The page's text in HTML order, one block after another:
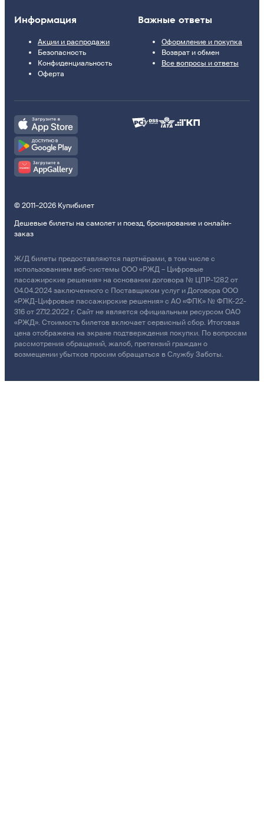
Информация
Акции и распродажи
Безопасность
Конфиденциальность
Оферта
Важные ответы
Оформление и покупка
Возврат и обмен
Все вопросы и ответы
© 2011–2026 Купибилет
Дешевые билеты на самолет и поезд, бронирование и онлайн-
заказ
Ж/Д билеты предоставляются партнёрами, в том числе с
использованием веб-системы ООО «РЖД – Цифровые
пассажирские решения» на основании договора № ЦПР-1282 от
04.04.2024 заключенного с Поставщиком услуг и Договора ООО
«РЖД-Цифровые пассажирские решения» с АО «ФПК» № ФПК-22-
316 от 27.12.2022 г. Сайт не является официальным ресурсом ОАО
«РЖД». Стоимость билетов включает сервисный сбор. Итоговая
цена отображена на экране подтверждения покупки. По вопросам
рассмотрения обращений, жалоб, претензий граждан о
возмещении убытков просим обращаться в Службу Заботы.